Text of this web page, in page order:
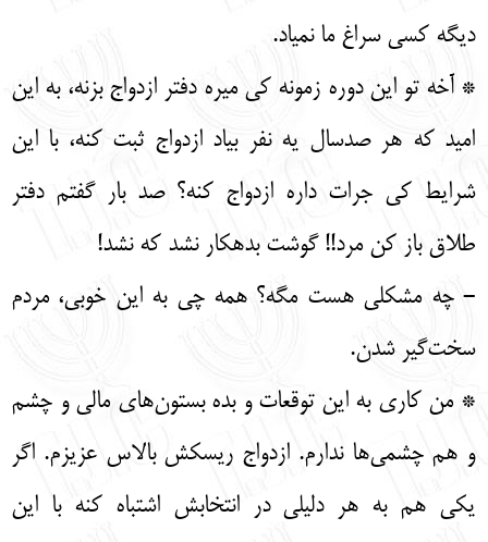
دیگه کسی سراغ ما نمیاد.
* آخه تو این دوره زمونه کی میره دفتر ازدواج بزنه، به این
امید که هر صدسال یه نفر بیاد ازدواج ثبت کنه، با این
شرایط کی جرات داره ازدواج کنه؟ صد بار گفتم دفتر
طلاق باز کن مرد!! گوشت بدهکار نشد که نشد!
- چه مشکلی هست مگه؟ همه چی به این خوبی، مردم
سخت‌گیر شدن.
* من کاری به این توقعات و بده بستون‌های مالی و چشم
و هم چشمی‌ها ندارم. ازدواج ریسکش بالاس عزیزم. اگر
یکی هم به هر دلیلی در انتخابش اشتباه کنه با این